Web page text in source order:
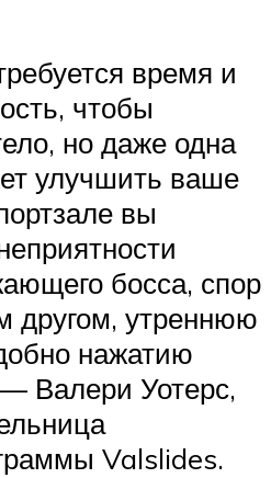
время и
чтобы
но даже одна
улучшить ваше
вы
босса, спор
утреннюю
нажатию
— Валери Уотерс,
Valslides.